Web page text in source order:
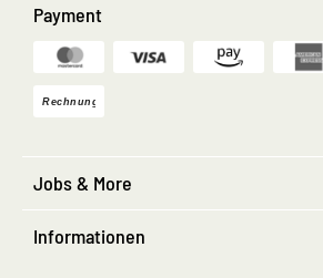
Payment
Jobs & More
Informationen